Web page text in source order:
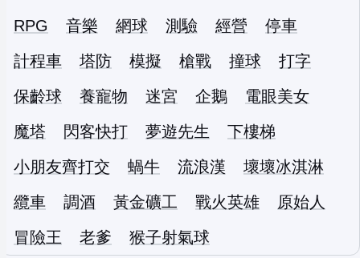
RPG
音樂 網球 測驗 經營
停車
計程車
塔防 模擬 槍戰 撞球
打字
保齡球
養寵物 迷宮 企鵝
電眼美女
魔塔
閃客快打 夢遊先生
下樓梯
小朋友齊打交
蝸牛 流浪漢
壞壞冰淇淋
纜車
調酒 黃金礦工 戰火英雄
原始人
冒險王
老爹 猴子射氣球